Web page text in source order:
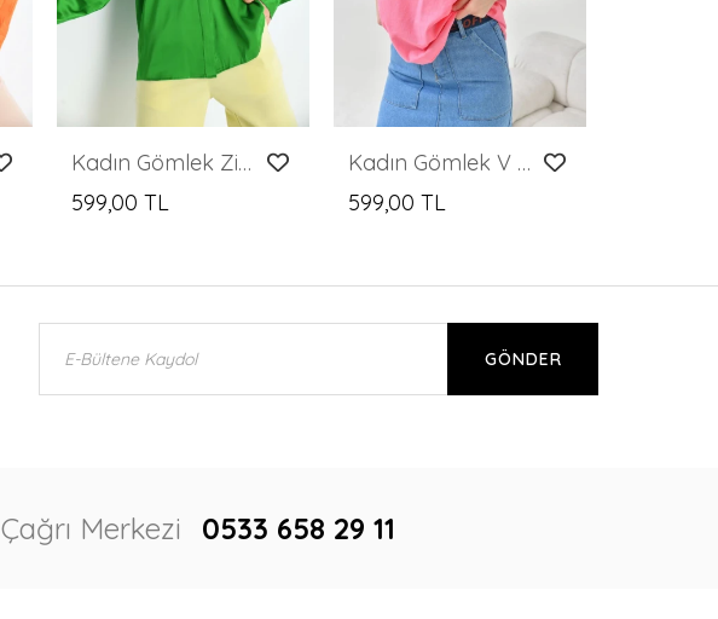
Kadın Gömlek Zincir Detaylı Saten Gömlek Yeşil - 22026
599,00 TL
Kadın Gömlek V Yaka 2 Düğmeli Gömlek Pembe - 23132
599,00 TL
GÖNDER
Çağrı Merkezi 0533 658 29 11